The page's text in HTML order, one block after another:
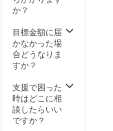
か？
目標金額に届
かなかった場
合どうなりま
すか？
支援で困った
時はどこに相
談したらいい
ですか？